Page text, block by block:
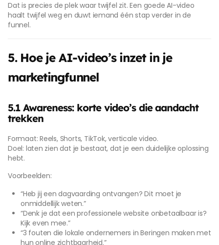
Dat is precies de plek waar twijfel zit. Een goede AI-video
haalt twijfel weg en duwt iemand één stap verder in de
funnel.
5. Hoe je AI-video’s inzet in je
marketingfunnel
5.1 Awareness: korte video’s die aandacht
trekken
Formaat: Reels, Shorts, TikTok, verticale video.
Doel: laten zien dat je bestaat, dat je een duidelijke oplossing
hebt.
Voorbeelden:
“Heb jij een dagvaarding ontvangen? Dit moet je
onmiddellijk weten.”
“Denk je dat een professionele website onbetaalbaar is?
Kijk even mee.”
“3 fouten die lokale ondernemers in Beringen maken met
hun online zichtbaarheid.”